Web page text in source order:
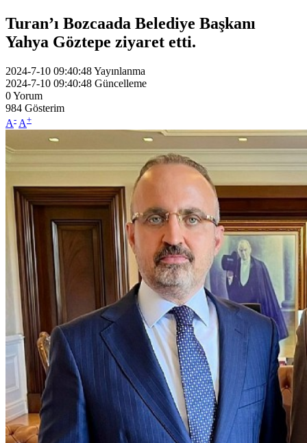
Turan’ı Bozcaada Belediye Başkanı
Yahya Göztepe ziyaret etti.
2024-7-10 09:40:48Yayınlanma
2024-7-10 09:40:48 Güncelleme
0Yorum
984 Gösterim
A- A+